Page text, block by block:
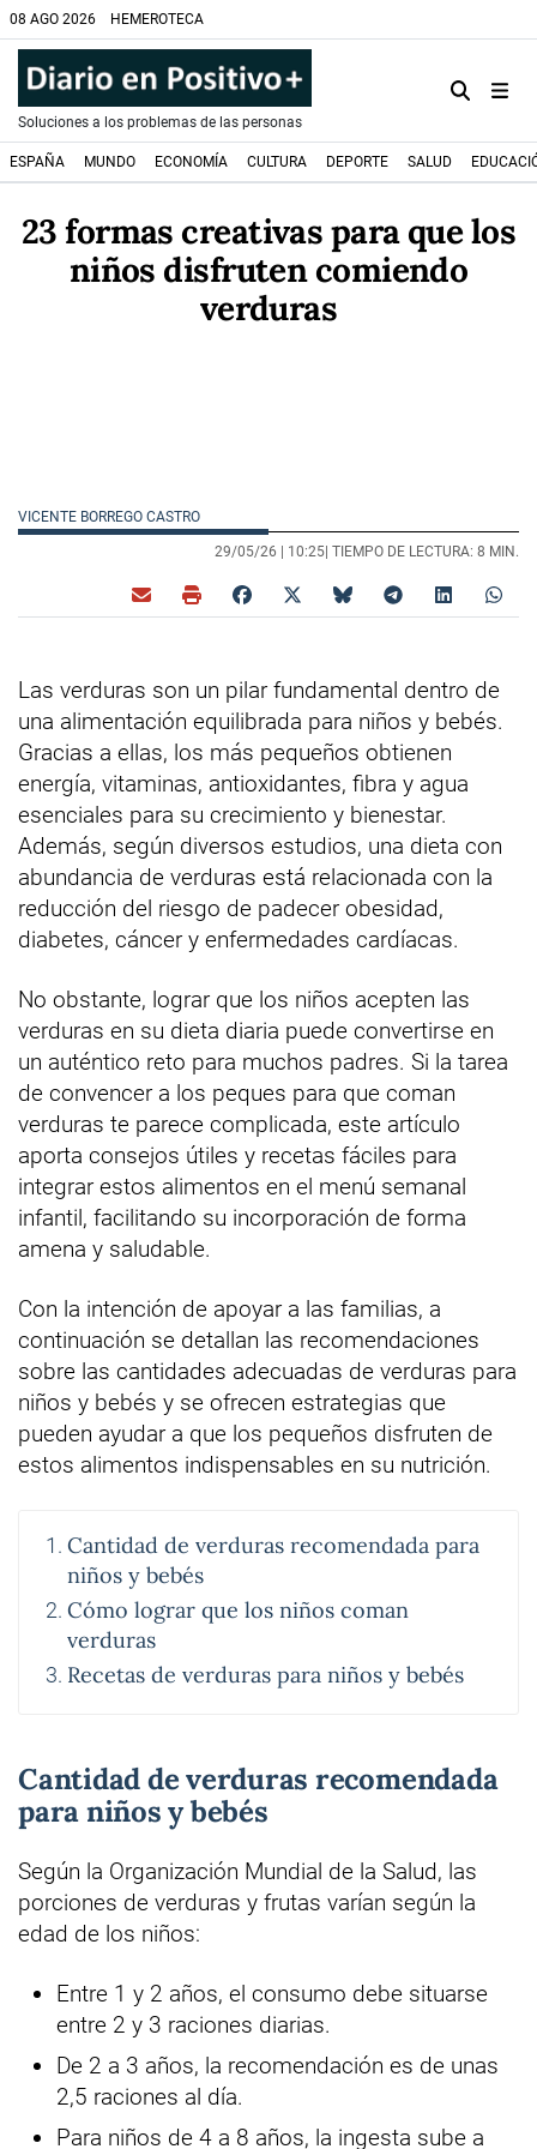
08 AGO 2026 HEMEROTECA
Soluciones a los problemas de las personas
ESPAÑA MUNDO ECONOMÍA CULTURA DEPORTE SALUD
23 formas creativas para que los
niños disfruten comiendo
verduras
VICENTE BORREGO CASTRO
29/05/26 | 10:25 | TIEMPO DE LECTURA: 8 MIN.
Las verduras son un pilar fundamental dentro de
una alimentación equilibrada para niños y bebés.
Gracias a ellas, los más pequeños obtienen
energía, vitaminas, antioxidantes, fibra y agua
esenciales para su crecimiento y bienestar.
Además, según diversos estudios, una dieta con
abundancia de verduras está relacionada con la
reducción del riesgo de padecer obesidad,
diabetes, cáncer y enfermedades cardíacas.
No obstante, lograr que los niños acepten las
verduras en su dieta diaria puede convertirse en
un auténtico reto para muchos padres. Si la tarea
de convencer a los peques para que coman
verduras te parece complicada, este artículo
aporta consejos útiles y recetas fáciles para
integrar estos alimentos en el menú semanal
infantil, facilitando su incorporación de forma
amena y saludable.
Con la intención de apoyar a las familias, a
continuación se detallan las recomendaciones
sobre las cantidades adecuadas de verduras para
niños y bebés y se ofrecen estrategias que
pueden ayudar a que los pequeños disfruten de
estos alimentos indispensables en su nutrición.
Cantidad de verduras recomendada para
niños y bebés
Cómo lograr que los niños coman
verduras
Recetas de verduras para niños y bebés
Cantidad de verduras recomendada
para niños y bebés
Según la Organización Mundial de la Salud, las
porciones de verduras y frutas varían según la
edad de los niños:
Entre 1 y 2 años, el consumo debe situarse
entre 2 y 3 raciones diarias.
De 2 a 3 años, la recomendación es de unas
2,5 raciones al día.
Para niños de 4 a 8 años, la ingesta sube a